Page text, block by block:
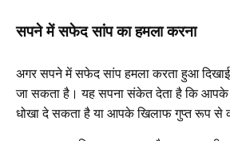
सपने में सफेद सांप का हमला करना
अगर सपने में सफेद सांप हमला करता हुआ दिखाई
जा सकता है। यह सपना संकेत देता है कि आपके
धोखा दे सकता है या आपके खिलाफ गुप्त रूप से